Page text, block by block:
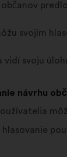
svojím
vidí svoju
návrhu